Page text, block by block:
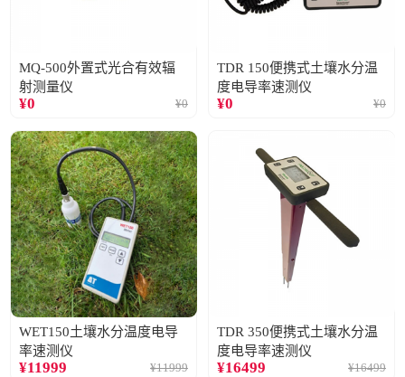
MQ-500外置式光合有效辐
射测量仪
¥0 ¥0
TDR 150便携式土壤水分温
度电导率速测仪
¥0 ¥0
WET150土壤水分温度电导
率速测仪
¥11999 ¥11999
TDR 350便携式土壤水分温
度电导率速测仪
¥16499 ¥16499